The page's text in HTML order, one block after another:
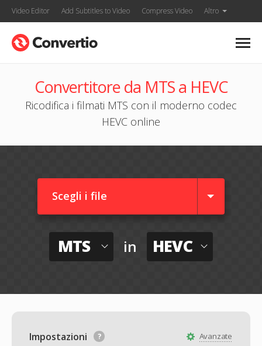
Video Editor Add Subtitles to Video Compress Video Altro
Convertitore da MTS a HEVC
Ricodifica i filmati MTS con il moderno codec
HEVC online
Scegli i file
MTS in HEVC
Avanzate
Impostazioni